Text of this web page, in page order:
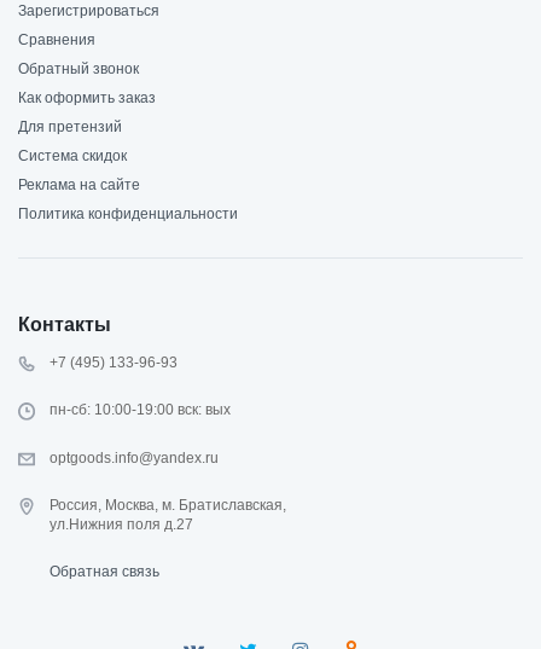
Зарегистрироваться
Сравнения
Обратный звонок
Как оформить заказ
Для претензий
Система скидок
Реклама на сайте
Политика конфиденциальности
Контакты
+7 (495) 133-96-93
пн-сб: 10:00-19:00 вск: вых
optgoods.info@yandex.ru
Россия, Москва, м. Братиславская,
ул.Нижния поля д.27
Обратная связь